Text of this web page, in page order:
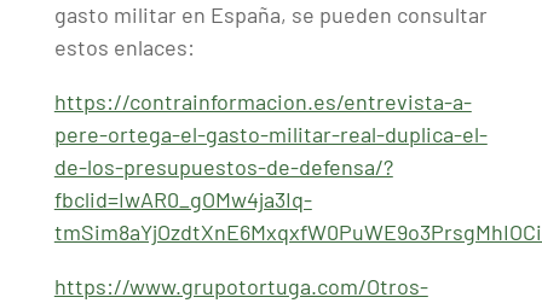
gasto militar en España, se pueden consultar
estos enlaces:
https://contrainformacion.es/entrevista-a-
pere-ortega-el-gasto-militar-real-duplica-el-
de-los-presupuestos-de-defensa/?
fbclid=IwAR0_gOMw4ja3Iq-
https://www.grupotortuga.com/Otros-